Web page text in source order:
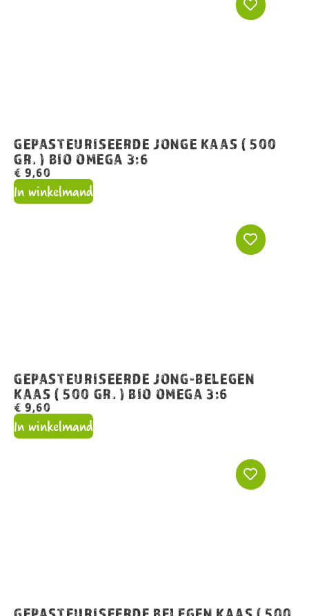
GEPASTEURISEERDE JONGE KAAS ( 500
GR. ) BIO OMEGA 3:6
€ 9,60
In winkelmand
GEPASTEURISEERDE JONG-BELEGEN
KAAS ( 500 GR. ) BIO OMEGA 3:6
€ 9,60
In winkelmand